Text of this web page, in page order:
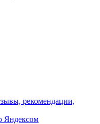
рекомендации,
Яндексом